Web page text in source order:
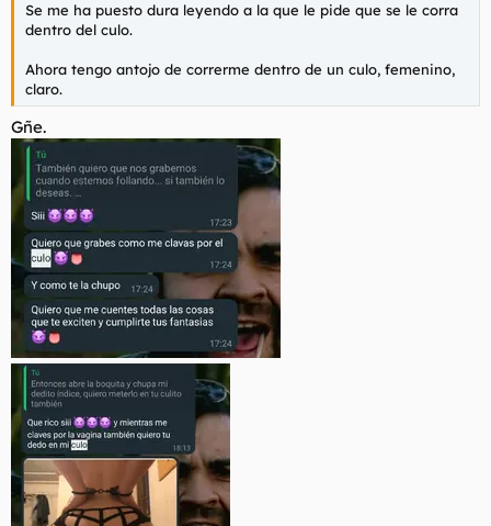
Se me ha puesto dura leyendo a la que le pide que se le corra
dentro del culo.
Ahora tengo antojo de correrme dentro de un culo, femenino,
claro.
Gñe.